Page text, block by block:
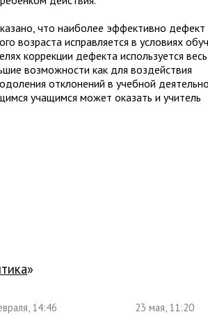
что наиболее эффективно дефект
возраста исправляется в условиях
коррекции дефекта используется весь
возможности как для воздействия
отклонений в учебной
учащимся может оказать и учитель
»
14:46 23 мая, 11:20